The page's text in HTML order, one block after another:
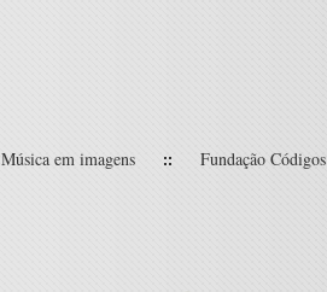
Música em imagens Fundação Códigos